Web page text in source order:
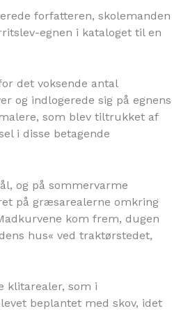
forfatteren, skolemanden
egnen i kataloget til en
det voksende antal
og indlogerede sig på egnens
som blev tiltrukket af
i disse betagende
og på sommervarme
på græsarealerne omkring
kom frem, dugen
hus« ved traktørstedet,
klitarealer, som i
beplantet med skov, idet